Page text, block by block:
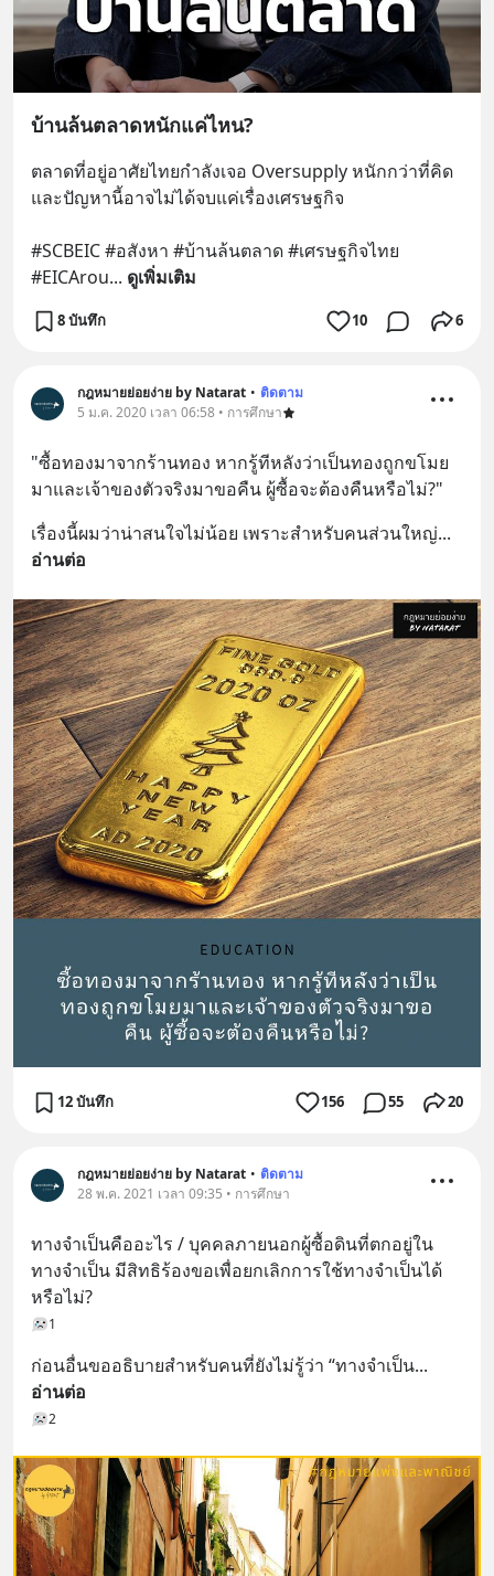
บ้านล้นตลาดหนักแค่ไหน?
ตลาดที่อยู่อาศัยไทยกำลังเจอ Oversupply หนักกว่าที่คิด
และปัญหานี้อาจไม่ได้จบแค่เรื่องเศรษฐกิจ
#SCBEIC #อสังหา #บ้านล้นตลาด #เศรษฐกิจไทย
#EICArou... ดูเพิ่มเติม
8 บันทึก 10 6
กฎหมายย่อยง่าย by Natarat • ติดตาม
5 ม.ค. 2020 เวลา 06:58 • การศึกษา
"ซื้อทองมาจากร้านทอง หากรู้ทีหลังว่าเป็นทองถูกขโมย
มาและเจ้าของตัวจริงมาขอคืน ผู้ซื้อจะต้องคืนหรือไม่?"
เรื่องนี้ผมว่าน่าสนใจไม่น้อย เพราะสำหรับคนส่วนใหญ่
อ่านต่อ
12 บันทึก 156 55 20
กฎหมายย่อยง่าย by Natarat • ติดตาม
28 พ.ค. 2021 เวลา 09:35 • การศึกษา
ทางจำเป็นคืออะไร / บุคคลภายนอกผู้ซื้อดินที่ตกอยู่ใน
ทางจำเป็น มีสิทธิร้องขอเพื่อยกเลิกการใช้ทางจำเป็นได้
หรือไม่?
1
ก่อนอื่นขออธิบายสำหรับคนที่ยังไม่รู้ว่า “ทางจำเป็น
อ่านต่อ
2